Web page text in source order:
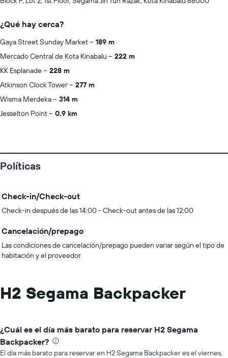
¿Qué hay cerca?
Gaya Street Sunday Market
189 m
Mercado Central de Kota Kinabalu
222 m
KK Esplanade
228 m
Atkinson Clock Tower
277 m
Wisma Merdeka
314 m
Jesselton Point
0.9 km
Políticas
Check-in/Check-out
Check-in después de las 14:00 - Check-out antes de las 12:00
Cancelación/prepago
Las condiciones de cancelación/prepago pueden variar según el tipo de
habitación y el proveedor.
H2 Segama Backpacker
¿Cuál es el día más barato para reservar H2 Segama
Backpacker?
El día más barato para reservar en H2 Segama Backpacker es el viernes,